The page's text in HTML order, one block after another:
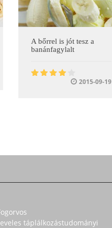
A bőrrel is jót tesz a
banánfagylalt
2015-09-19
táplálkozástudományi